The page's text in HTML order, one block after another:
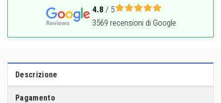
4.8 / 5
3569 recensioni di Google
Descrizione
Pagamento